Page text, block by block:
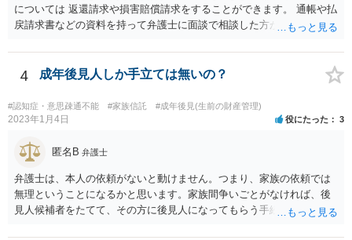
については 返還請求や損害賠償請求をすることができます。 通帳や払
戻請求書などの資料を持って弁護士に面談で相談した方がよいと思い
4 成年後見人しか手立ては無いの？
#認知症・意思疎通不能 #家族信託 #成年後見(生前の財産管理)
2023年1月4日 役にたった 3
匿名B 弁護士
弁護士は、本人の依頼がないと動けません。つまり、家族の依頼では
無理ということになるかと思います。家族間争いごとがなければ、後
見人候補者をたてて、その方に後見人になってもらう手続をすすめた